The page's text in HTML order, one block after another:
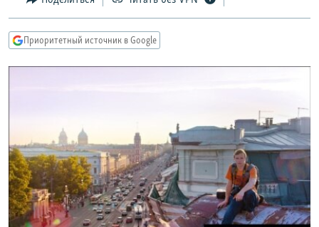
Вернутся
КАВКАЗ.РЕАЛИИ
РАСПИСАНИЕ ВЕЩАНИЯ
ПОДПИШИТЕСЬ НА РАССЫЛКУ
СОЦИАЛЬНЫЕ СЕТИ
Приоритетный источник в Google